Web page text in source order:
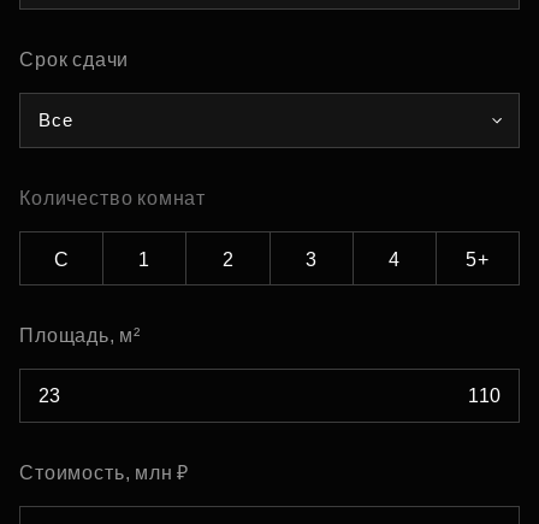
Срок сдачи
Все
Количество комнат
С 1 2 3 4 5+
Площадь, м²
Стоимость, млн ₽